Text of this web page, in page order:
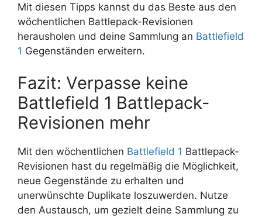
Mit diesen Tipps kannst du das Beste aus den
wöchentlichen Battlepack-Revisionen
herausholen und deine Sammlung an Battlefield
1 Gegenständen erweitern.
Fazit: Verpasse keine
Battlefield 1 Battlepack-
Revisionen mehr
Mit den wöchentlichen Battlefield 1 Battlepack-
Revisionen hast du regelmäßig die Möglichkeit,
neue Gegenstände zu erhalten und
unerwünschte Duplikate loszuwerden. Nutze
den Austausch, um gezielt deine Sammlung zu